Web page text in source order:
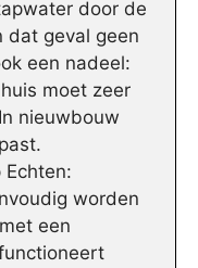
door de
dat geval geen
een nadeel:
moet zeer
nieuwbouw
worden
een